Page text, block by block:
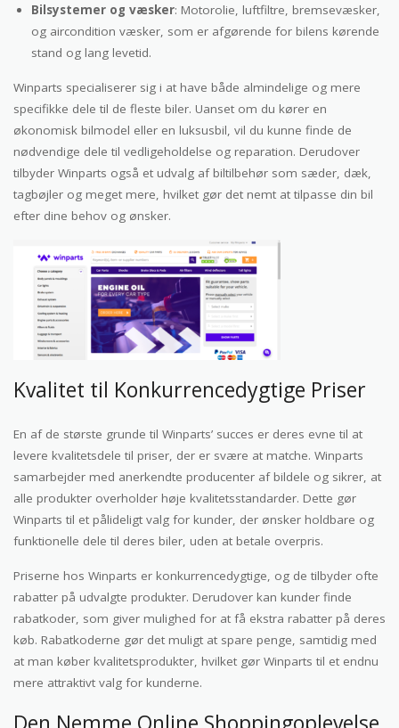
Bilsystemer og væsker: Motorolie, luftfiltre, bremsevæsker,
og aircondition væsker, som er afgørende for bilens kørende
stand og lang levetid.
Winparts specialiserer sig i at have både almindelige og mere
specifikke dele til de fleste biler. Uanset om du kører en
økonomisk bilmodel eller en luksusbil, vil du kunne finde de
nødvendige dele til vedligeholdelse og reparation. Derudover
tilbyder Winparts også et udvalg af biltilbehør som sæder, dæk,
tagbøjler og meget mere, hvilket gør det nemt at tilpasse din bil
efter dine behov og ønsker.
Kvalitet til Konkurrencedygtige Priser
En af de største grunde til Winparts’ succes er deres evne til at
levere kvalitetsdele til priser, der er svære at matche. Winparts
samarbejder med anerkendte producenter af bildele og sikrer, at
alle produkter overholder høje kvalitetsstandarder. Dette gør
Winparts til et pålideligt valg for kunder, der ønsker holdbare og
funktionelle dele til deres biler, uden at betale overpris.
Priserne hos Winparts er konkurrencedygtige, og de tilbyder ofte
rabatter på udvalgte produkter. Derudover kan kunder finde
rabatkoder, som giver mulighed for at få ekstra rabatter på deres
køb. Rabatkoderne gør det muligt at spare penge, samtidig med
at man køber kvalitetsprodukter, hvilket gør Winparts til et endnu
mere attraktivt valg for kunderne.